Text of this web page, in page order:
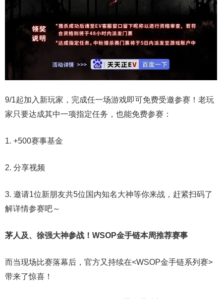
9/1起加入新玩家，完成任一场游戏即可免费受邀参赛！老玩
家只要达成其中一项指定任务，也能免费参赛：
1. +500赛事基金
2. 分享视频
3. 邀请1位新朋友共5位国内知名大神等你来战，赶紧扫码了
解详情参赛吧～
茅人及、徐强大神参战！WSOP金手链本周推荐赛事
而当现场比赛落幕后，官方又持续在<WSOP金手链系列赛>
带来了惊喜！